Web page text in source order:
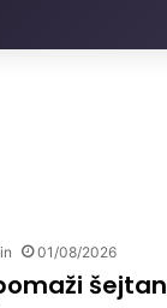
01/08/2026